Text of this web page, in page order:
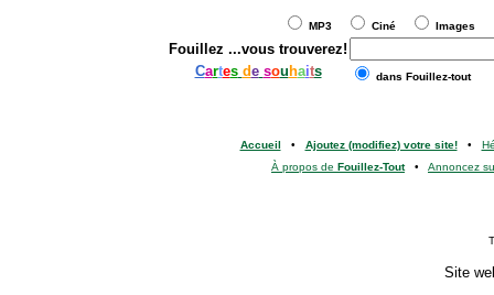
MP3 Ciné Images
Fouillez ...vous trouverez!
Cartes de sou haits dans Fouillez-tout
Accueil • Ajoutez (modifiez) votre site!•
À propos de Fouillez-Tout• Annoncez
Site